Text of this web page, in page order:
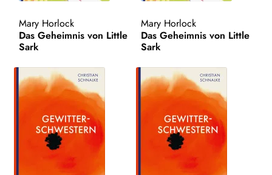
Mary Horlock
Das Geheimnis von Little
Sark
Mary Horlock
Das Geheimnis von Little
Sark